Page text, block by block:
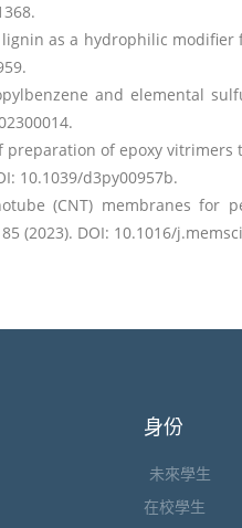
as a hydrophilic
and elemental
preparation of epoxy
10.1039/d3py00957b.
(CNT) membranes
(2023). DOI: 10.1016/
身份
未來學生
在校學生